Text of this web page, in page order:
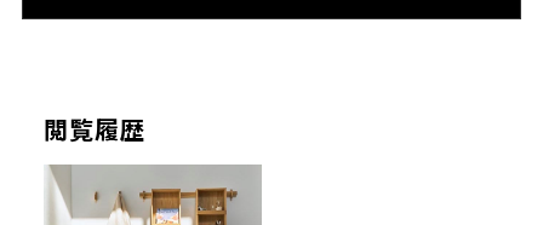
閲覧履歴